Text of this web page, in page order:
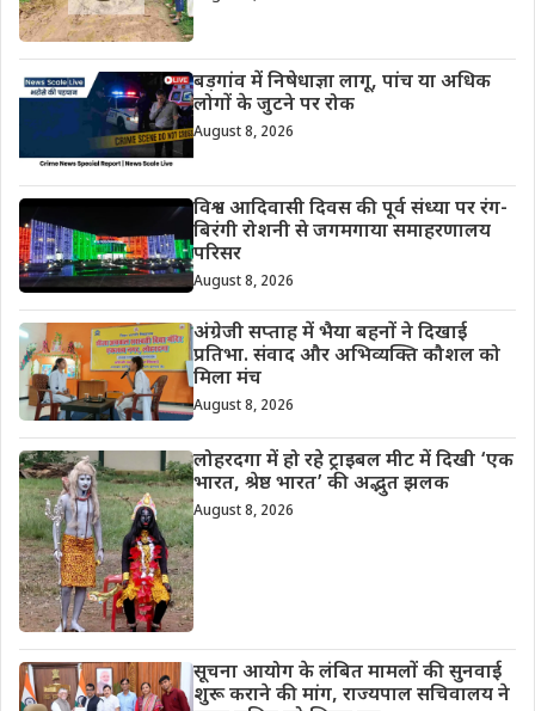
बड़गांव में निषेधाज्ञा लागू, पांच या अधिक
लोगों के जुटने पर रोक
August 8, 2026
विश्व आदिवासी दिवस की पूर्व संध्या पर रंग-
बिरंगी रोशनी से जगमगाया समाहरणालय
परिसर
August 8, 2026
अंग्रेजी सप्ताह में भैया बहनों ने दिखाई
प्रतिभा. संवाद और अभिव्यक्ति कौशल को
मिला मंच
August 8, 2026
लोहरदगा में हो रहे ट्राइबल मीट में दिखी ‘एक
भारत, श्रेष्ठ भारत’ की अद्भुत झलक
August 8, 2026
सूचना आयोग के लंबित मामलों की सुनवाई
शुरू कराने की मांग, राज्यपाल सचिवालय ने